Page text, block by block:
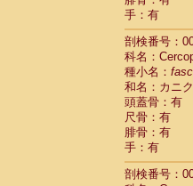
手：有
剖検番号：
科名：
種小名：
和名：カニ
頭蓋骨：有
尺骨：有
腓骨：有
手：有
剖検番号：